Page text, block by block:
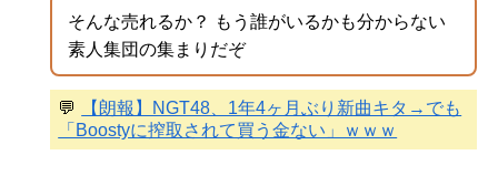
そんな売れるか？ もう誰がいるかも分からない
素人集団の集まりだぞ
💬
【朗報】NGT48、1年4ヶ月ぶり新曲キタ→でも
「Boostyに搾取されて買う金ない」ｗｗｗ